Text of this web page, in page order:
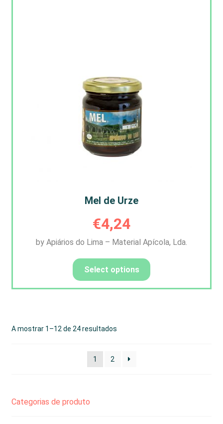
Mel de Urze
€4,24
by Apiários do Lima – Material Apícola, Lda.
Select options
A mostrar 1–12 de 24 resultados
1 2
Categorias de produto